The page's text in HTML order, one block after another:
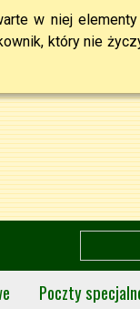
w niej
który nie
Poczty